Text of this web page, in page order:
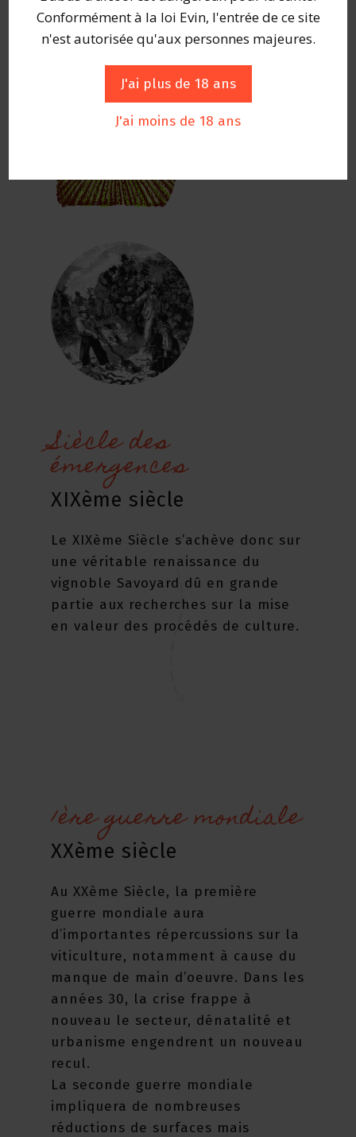
Conformément à la loi Evin, l'entrée de ce site
n'est autorisée qu'aux personnes majeures.
J'ai plus de 18 ans
J'ai moins de 18 ans
Siècle des
émergences
XIXème siècle
Le XIXème Siècle s’achève donc sur
une véritable renaissance du
vignoble Savoyard dû en grande
partie aux recherches sur la mise
en valeur des procédés de culture.
1ère guerre mondiale
XXème siècle
Au XXème Siècle, la première
guerre mondiale aura
d’importantes répercussions sur la
viticulture, notamment à cause du
manque de main d’oeuvre. Dans les
années 30, la crise frappe à
nouveau le secteur, dénatalité et
urbanisme engendrent un nouveau
recul.
La seconde guerre mondiale
impliquera de nombreuses
réductions de surfaces mais